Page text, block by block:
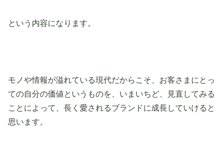
という内容になります。
モノや情報が溢れている現代だからこそ、お客さまにとっ
ての自分の価値というものを、いまいちど、見直してみる
ことによって、長く愛されるブランドに成長していけると
思います。